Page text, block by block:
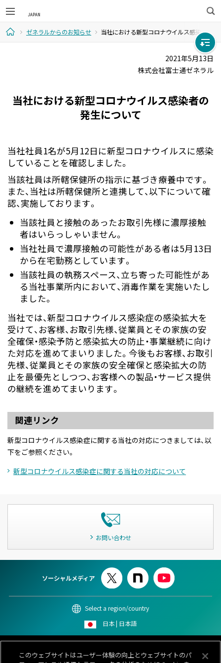
検
索
ゼネラルからのお知らせ 当社における新型コロナウイルス感染者の
2021年5月13日
株式会社富士通ゼネラル
当社における新型コロナウイルス感染者の
発生について
当社社員1名が5月12日に新型コロナウイルスに感染
していることを確認しました。
当該社員は所轄保健所の指示に基づき療養中です。
また、当社は所轄保健所と連携して、以下について確
認、実施しております。
当該社員と接触のあったお取引先様に濃厚接触
者はいらっしゃいません。
当社社員で濃厚接触の可能性がある者は5月13日
から在宅勤務としています。
当該社員の執務スペース、立ち寄った可能性があ
る当社事業所内において、消毒作業を実施いたし
ました。
当社では、新型コロナウイルス感染症の感染拡大を
受けて、お客様、お取引先様、従業員とその家族の安
全確保・感染予防と感染拡大の防止・事業継続に向け
た対応を進めてまいりました。今後もお客様、お取引
先様、従業員とその家族の安全確保と感染拡大の防
止を最優先としつつ、お客様への製品・サービス提供
の継続を進めてまいります。
関連リンク
新型コロナウイルス感染症に関する当社の対応につきましては、以
下をご参照ください。
新型コロナウイルス感染症に関する当社の対応について
お問い合わせ
ソーシャルメディア
Select a region/country
日本 | 日本語
情報セキュリティポリシー
カスタマーハラスメント対応基本方針
このウェブサイトはユーザー体験の向上とウェブサイトのパ